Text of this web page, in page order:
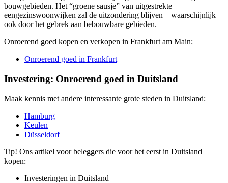
bouwgebieden. Het “groene sausje” van uitgestrekte
eengezinswoonwijken zal de uitzondering blijven – waarschijnlijk
ook door het gebrek aan bebouwbare gebieden.
Onroerend goed kopen en verkopen in Frankfurt am Main:
Onroerend goed in Frankfurt
Investering: Onroerend goed in Duitsland
Maak kennis met andere interessante grote steden in Duitsland:
Hamburg
Keulen
Düsseldorf
Tip! Ons artikel voor beleggers die voor het eerst in Duitsland
kopen:
Investeringen in Duitsland